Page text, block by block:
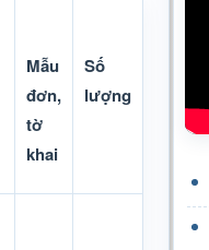
Mẫu
đơn,
tờ
khai
Số
lượng